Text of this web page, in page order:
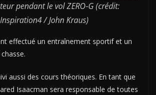
pendant le vol ZERO-G (crédit:
Inspiration4 / John Kraus)
effectué un entraînement sportif et un
aussi des cours théoriques. En tant que
Isaacman sera responsable de toutes